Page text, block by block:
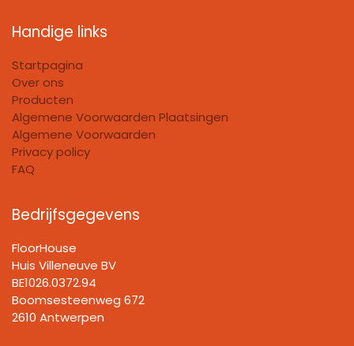
Handige links
Startpagina
Over ons
Producten
Algemene Voorwaarden Plaatsingen
Algemene Voorwaarden
Privacy policy
FAQ
Bedrijfsgegevens
FloorHouse
Huis Villeneuve BV​
BE1026.0372.94
Boomsesteenweg 672
2610 Antwerpen